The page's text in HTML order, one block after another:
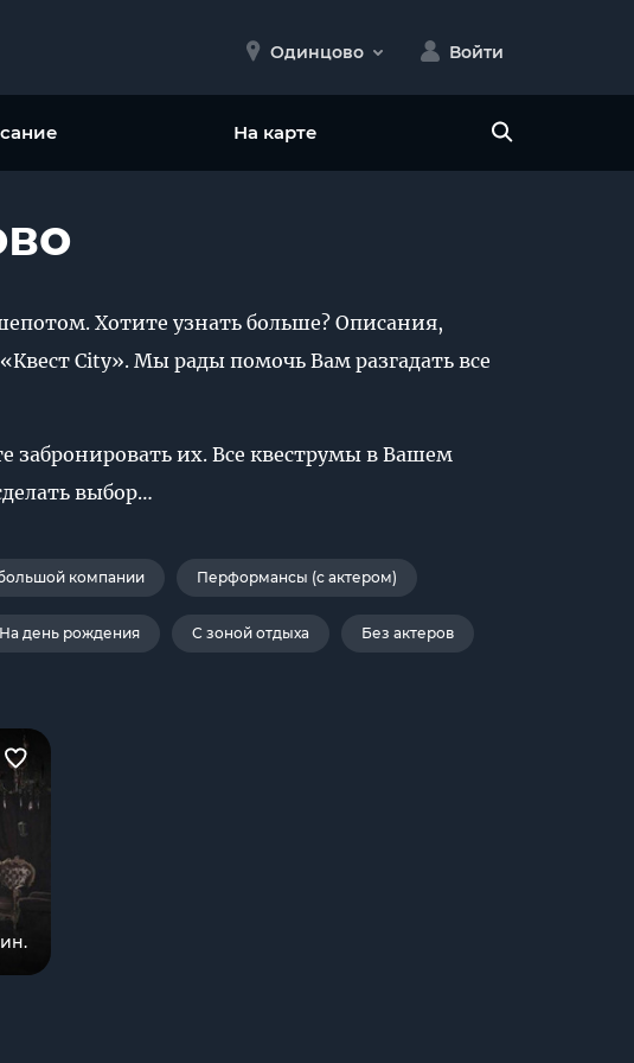
Одинцово Войти
На карте
Хотите узнать больше? Описания,
City». Мы рады помочь Вам разгадать все
забронировать их. Все квеструмы в Вашем
выбор…
компании Перформансы (с актером)
На день рождения С зоной отдыха Без актеров